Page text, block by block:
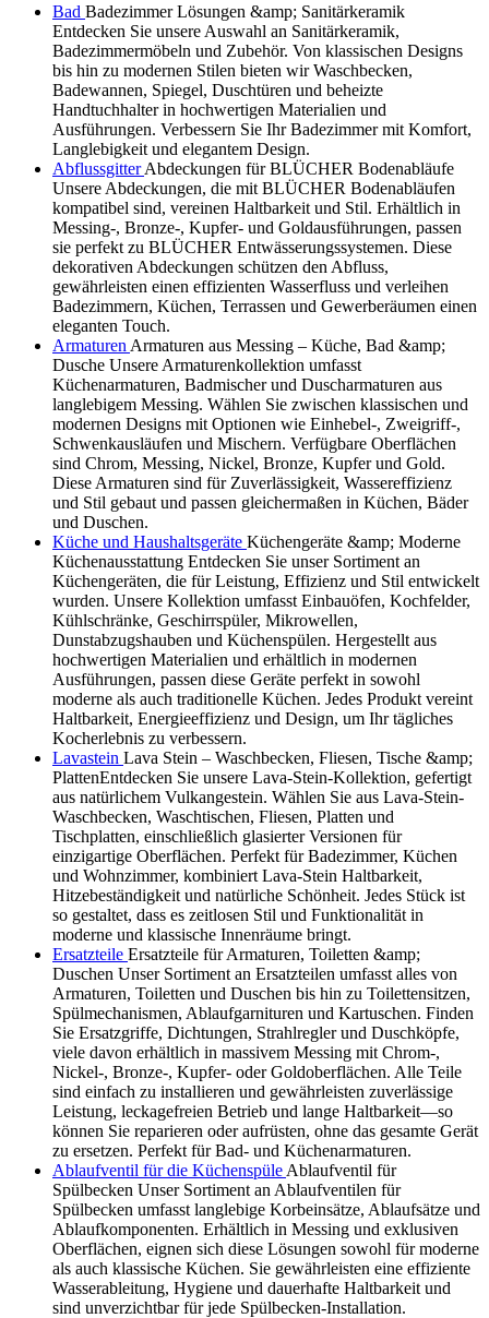
Bad Badezimmer Lösungen &amp; Sanitärkeramik
Entdecken Sie unsere Auswahl an Sanitärkeramik,
Badezimmermöbeln und Zubehör. Von klassischen Designs
bis hin zu modernen Stilen bieten wir Waschbecken,
Badewannen, Spiegel, Duschtüren und beheizte
Handtuchhalter in hochwertigen Materialien und
Ausführungen. Verbessern Sie Ihr Badezimmer mit Komfort,
Langlebigkeit und elegantem Design.
AbflussgitterAbdeckungen für BLÜCHER Bodenabläufe
Unsere Abdeckungen, die mit BLÜCHER Bodenabläufen
kompatibel sind, vereinen Haltbarkeit und Stil. Erhältlich in
Messing-, Bronze-, Kupfer- und Goldausführungen, passen
sie perfekt zu BLÜCHER Entwässerungssystemen. Diese
dekorativen Abdeckungen schützen den Abfluss,
gewährleisten einen effizienten Wasserfluss und verleihen
Badezimmern, Küchen, Terrassen und Gewerberäumen einen
eleganten Touch.
Armaturen Armaturen aus Messing – Küche, Bad &amp;
Dusche Unsere Armaturenkollektion umfasst
Küchenarmaturen, Badmischer und Duscharmaturen aus
langlebigem Messing. Wählen Sie zwischen klassischen und
modernen Designs mit Optionen wie Einhebel-, Zweigriff-,
Schwenkausläufen und Mischern. Verfügbare Oberflächen
sind Chrom, Messing, Nickel, Bronze, Kupfer und Gold.
Diese Armaturen sind für Zuverlässigkeit, Wassereffizienz
und Stil gebaut und passen gleichermaßen in Küchen, Bäder
und Duschen.
Küche und Haushaltsgeräte Küchengeräte &amp; Moderne
Küchenausstattung Entdecken Sie unser Sortiment an
Küchengeräten, die für Leistung, Effizienz und Stil entwickelt
wurden. Unsere Kollektion umfasst Einbauöfen, Kochfelder,
Kühlschränke, Geschirrspüler, Mikrowellen,
Dunstabzugshauben und Küchenspülen. Hergestellt aus
hochwertigen Materialien und erhältlich in modernen
Ausführungen, passen diese Geräte perfekt in sowohl
moderne als auch traditionelle Küchen. Jedes Produkt vereint
Haltbarkeit, Energieeffizienz und Design, um Ihr tägliches
Kocherlebnis zu verbessern.
Lavastein Lava Stein – Waschbecken, Fliesen, Tische &amp;
PlattenEntdecken Sie unsere Lava-Stein-Kollektion, gefertigt
aus natürlichem Vulkangestein. Wählen Sie aus Lava-Stein-
Waschbecken, Waschtischen, Fliesen, Platten und
Tischplatten, einschließlich glasierter Versionen für
einzigartige Oberflächen. Perfekt für Badezimmer, Küchen
und Wohnzimmer, kombiniert Lava-Stein Haltbarkeit,
Hitzebeständigkeit und natürliche Schönheit. Jedes Stück ist
so gestaltet, dass es zeitlosen Stil und Funktionalität in
moderne und klassische Innenräume bringt.
Ersatzteile Ersatzteile für Armaturen, Toiletten &amp;
Duschen Unser Sortiment an Ersatzteilen umfasst alles von
Armaturen, Toiletten und Duschen bis hin zu Toilettensitzen,
Spülmechanismen, Ablaufgarnituren und Kartuschen. Finden
Sie Ersatzgriffe, Dichtungen, Strahlregler und Duschköpfe,
viele davon erhältlich in massivem Messing mit Chrom-,
Nickel-, Bronze-, Kupfer- oder Goldoberflächen. Alle Teile
sind einfach zu installieren und gewährleisten zuverlässige
Leistung, leckagefreien Betrieb und lange Haltbarkeit—so
können Sie reparieren oder aufrüsten, ohne das gesamte Gerät
zu ersetzen. Perfekt für Bad- und Küchenarmaturen.
Ablaufventil für die Küchenspüle Ablaufventil für
Spülbecken Unser Sortiment an Ablaufventilen für
Spülbecken umfasst langlebige Korbeinsätze, Ablaufsätze und
Ablaufkomponenten. Erhältlich in Messing und exklusiven
Oberflächen, eignen sich diese Lösungen sowohl für moderne
als auch klassische Küchen. Sie gewährleisten eine effiziente
Wasserableitung, Hygiene und dauerhafte Haltbarkeit und
sind unverzichtbar für jede Spülbecken-Installation.